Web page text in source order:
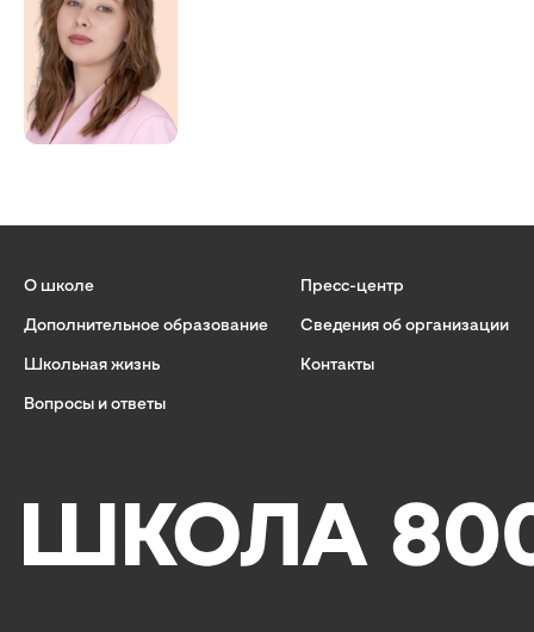
О школе
Дополнительное образование
Школьная жизнь
Вопросы и ответы
Пресс-центр
Сведения об организации
Контакты